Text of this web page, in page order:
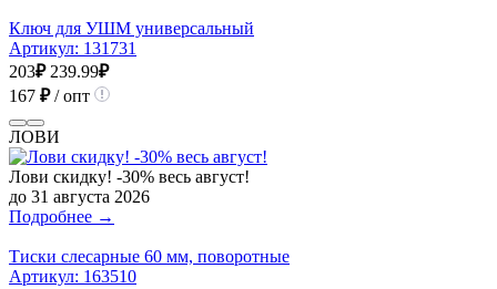
Ключ для УШМ универсальный
Артикул: 131731
203₽ 239.99₽
167 ₽/ опт
ЛОВИ
Лови скидку! -30% весь август!
до 31 августа 2026
Подробнее →
Тиски слесарные 60 мм, поворотные
Артикул: 163510